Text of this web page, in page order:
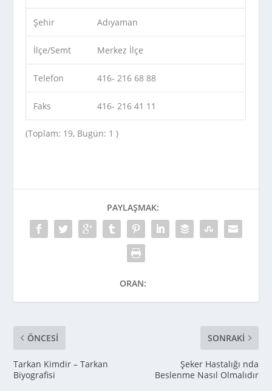
Şehir Adıyaman
İlçe/Semt Merkez İlçe
Telefon 416- 216 68 88
Faks 416- 216 41 11
(Toplam: 19, Bugün: 1 )
PAYLAŞMAK:
ORAN:
ÖNCESI
Tarkan Kimdir – Tarkan
Biyografisi
SONRAKI
Şeker Hastalığı nda
Beslenme Nasıl Olmalıdır